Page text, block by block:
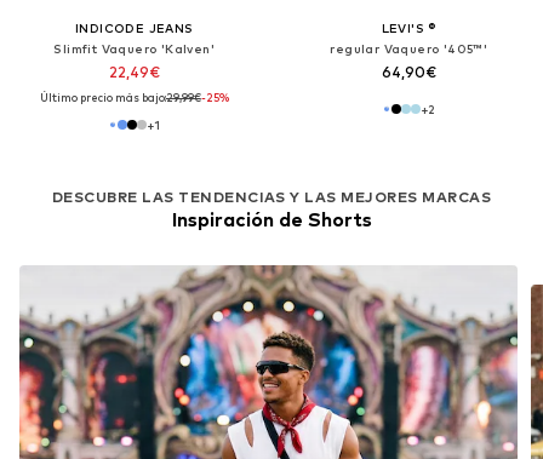
INDICODE JEANS
Slimfit Vaquero 'Kalven'
22,49€
Último precio más bajo:29,99€-25%
+1
LEVI'S ®
regular Vaquero '405™'
64,90€
+2
DESCUBRE LAS TENDENCIAS Y LAS MEJORES MARCAS
Inspiración de Shorts